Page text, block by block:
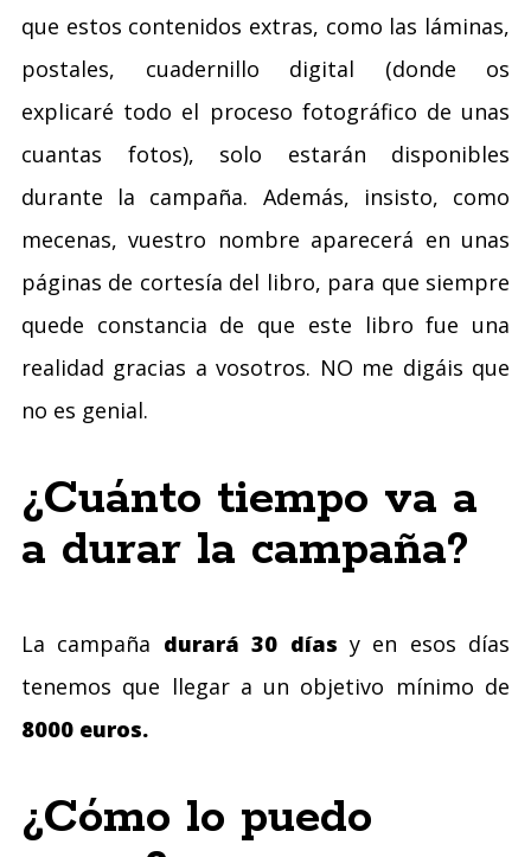
que estos contenidos extras, como las láminas,
postales, cuadernillo digital (donde os
explicaré todo el proceso fotográfico de unas
cuantas fotos), solo estarán disponibles
durante la campaña. Además, insisto, como
mecenas, vuestro nombre aparecerá en unas
páginas de cortesía del libro, para que siempre
quede constancia de que este libro fue una
realidad gracias a vosotros. NO me digáis que
no es genial.
¿Cuánto tiempo va a
a durar la campaña?
La campaña durará 30 días y en esos días
tenemos que llegar a un objetivo mínimo de
8000 euros.
¿Cómo lo puedo